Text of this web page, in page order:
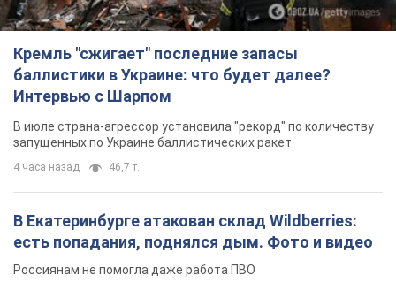
Кремль "сжигает" последние запасы
баллистики в Украине: что будет далее?
Интервью с Шарпом
В июле страна-агрессор установила "рекорд" по количеству
запущенных по Украине баллистических ракет
4 часа назад 46,7 т.
В Екатеринбурге атакован склад Wildberries:
есть попадания, поднялся дым. Фото и видео
Россиянам не помогла даже работа ПВО